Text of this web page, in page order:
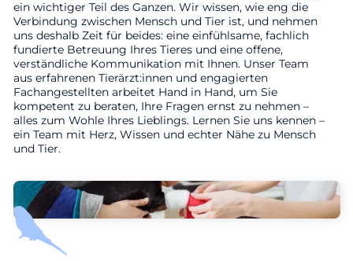
ein wichtiger Teil des Ganzen. Wir wissen, wie eng die
Verbindung zwischen Mensch und Tier ist, und nehmen
uns deshalb Zeit für beides: eine einfühlsame, fachlich
fundierte Betreuung Ihres Tieres und eine offene,
verständliche Kommunikation mit Ihnen. Unser Team
aus erfahrenen Tierärzt:innen und engagierten
Fachangestellten arbeitet Hand in Hand, um Sie
kompetent zu beraten, Ihre Fragen ernst zu nehmen –
alles zum Wohle Ihres Lieblings. Lernen Sie uns kennen –
ein Team mit Herz, Wissen und echter Nähe zu Mensch
und Tier.